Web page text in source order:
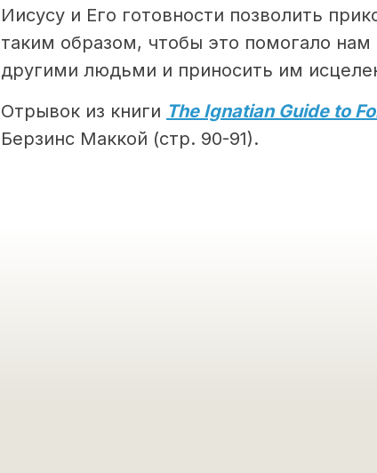
Иисусу и Его готовности позволить
таким образом, чтобы это помогало нам
другими людьми и приносить им
Отрывок из книги The Ignatian Guide to
Берзинс Маккой (стр. 90-91).